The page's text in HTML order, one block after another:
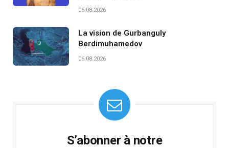
06.08.2026
La vision de Gurbanguly
Berdimuhamedov
06.08.2026
S’abonner à notre